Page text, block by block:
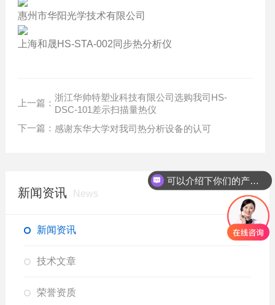
惠州市华阳光学技术有限公司
上海和晟HS-STA-002同步热分析仪
上一篇：
浙江华帅特塑业科技有限公司选购我司HS-
DSC-101差示扫描量热仪
下一篇： 感谢东华大学对我司热分析设备的认可
新闻资讯 News
新闻资讯
技术文章
荣誉资质
可以介绍下你们的产品么？